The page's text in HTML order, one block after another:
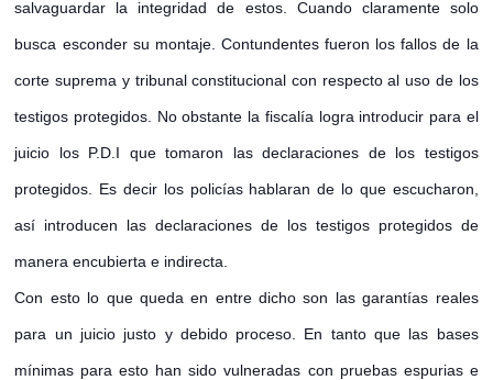
salvaguardar la integridad de estos. Cuando claramente solo
busca esconder su montaje. Contundentes fueron los fallos de la
corte suprema y tribunal constitucional con respecto al uso de los
testigos protegidos. No obstante la fiscalía logra introducir para el
juicio los P.D.I que tomaron las declaraciones de los testigos
protegidos. Es decir los policías hablaran de lo que escucharon,
así introducen las declaraciones de los testigos protegidos de
manera encubierta e indirecta.
Con esto lo que queda en entre dicho son las garantías reales
para un juicio justo y debido proceso. En tanto que las bases
mínimas para esto han sido vulneradas con pruebas espurias e